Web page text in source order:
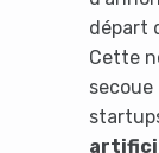
départ
Cette
secoue